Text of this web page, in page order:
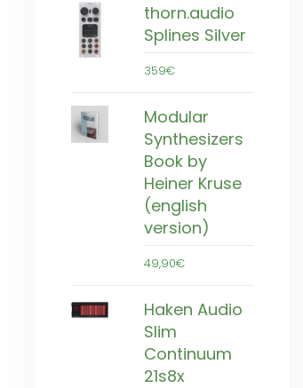
thorn.audio
Splines Silver
359€
Modular
Synthesizers
Book by
Heiner Kruse
(english
version)
49,90€
Haken Audio
Slim
Continuum
21s8x